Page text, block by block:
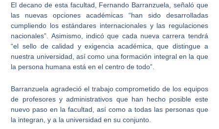
El decano de esta facultad, Fernando Barranzuela, señaló que
las nuevas opciones académicas “han sido desarrolladas
cumpliendo losestándares internacionales y las regulaciones
nacionales”. Asimismo, indicó que cada nueva carrera tendrá
“el sello de calidad y exigencia académica, que distingue a
nuestra universidad, así como una formación integral en la que
la persona humana está en el centro de todo”.
Barranzuela agradeció el trabajo comprometido de los equipos
de profesores y administrativos que han hecho posible este
nuevo paso en la facultad, así como a todas las personas que
la integran, y a la universidad en su conjunto.